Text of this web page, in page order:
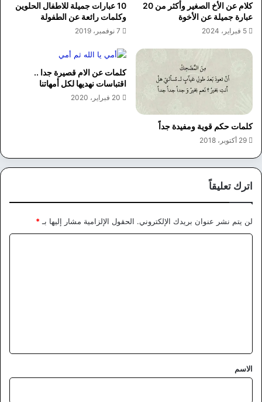
كلام عن الأخ الصغير وأكثر من 20
عبارة جميلة عن الأخوة
5 فبراير، 2024
10 عبارات جميلة للاطفال الحلوين
وكلمات رائعة عن الطفولة
7 نوفمبر، 2019
كلمات حكم قوية ومفيدة جداً
29 أكتوبر، 2018
كلمات عن الام قصيرة جدا ..
اقتباسات نهديها لكل أمهاتنا
20 فبراير، 2020
اترك تعليقاً
لن يتم نشر عنوان بريدك الإلكتروني. الحقول الإلزامية مشار إليها بـ *
*
الاسم